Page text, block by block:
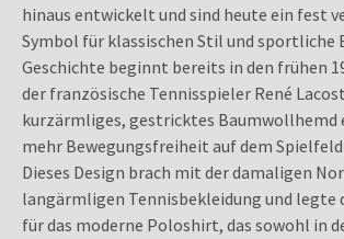
hinaus entwickelt und sind heute ein fest
Symbol für klassischen Stil und sportliche
Geschichte beginnt bereits in den frühen
der französische Tennisspieler René
kurzärmliges, gestricktes Baumwollhemd
mehr Bewegungsfreiheit auf dem
Dieses Design brach mit der damaligen
langärmligen Tennisbekleidung und legte
für das moderne Poloshirt, das sowohl in